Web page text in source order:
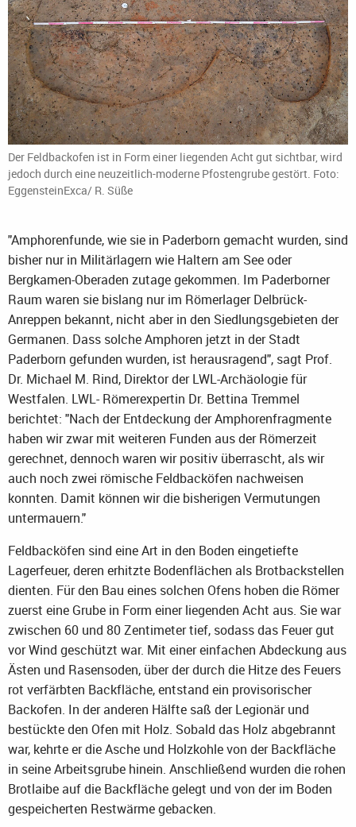
Der Feldbackofen ist in Form einer liegenden Acht gut sichtbar, wird
jedoch durch eine neuzeitlich-moderne Pfostengrube gestört. Foto:
EggensteinExca/ R. Süße
"Amphorenfunde, wie sie in Paderborn gemacht wurden, sind
bisher nur in Militärlagern wie Haltern am See oder
Bergkamen-Oberaden zutage gekommen. Im Paderborner
Raum waren sie bislang nur im Römerlager Delbrück-
Anreppen bekannt, nicht aber in den Siedlungsgebieten der
Germanen. Dass solche Amphoren jetzt in der Stadt
Paderborn gefunden wurden, ist herausragend", sagt Prof.
Dr. Michael M. Rind, Direktor der LWL-Archäologie für
Westfalen. LWL- Römerexpertin Dr. Bettina Tremmel
berichtet: "Nach der Entdeckung der Amphorenfragmente
haben wir zwar mit weiteren Funden aus der Römerzeit
gerechnet, dennoch waren wir positiv überrascht, als wir
auch noch zwei römische Feldbacköfen nachweisen
konnten. Damit können wir die bisherigen Vermutungen
untermauern."
Feldbacköfen sind eine Art in den Boden eingetiefte
Lagerfeuer, deren erhitzte Bodenflächen als Brotbackstellen
dienten. Für den Bau eines solchen Ofens hoben die Römer
zuerst eine Grube in Form einer liegenden Acht aus. Sie war
zwischen 60 und 80 Zentimeter tief, sodass das Feuer gut
vor Wind geschützt war. Mit einer einfachen Abdeckung aus
Ästen und Rasensoden, über der durch die Hitze des Feuers
rot verfärbten Backfläche, entstand ein provisorischer
Backofen. In der anderen Hälfte saß der Legionär und
bestückte den Ofen mit Holz. Sobald das Holz abgebrannt
war, kehrte er die Asche und Holzkohle von der Backfläche
in seine Arbeitsgrube hinein. Anschließend wurden die rohen
Brotlaibe auf die Backfläche gelegt und von der im Boden
gespeicherten Restwärme gebacken.